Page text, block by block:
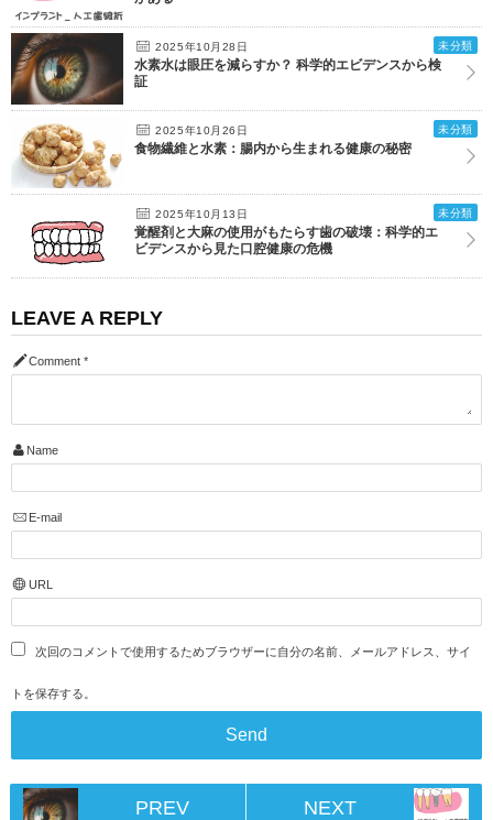
2025年10月28日 未分類
水素水は眼圧を減らすか？ 科学的エビデンスから検
証
2025年10月26日 未分類
食物繊維と水素：腸内から生まれる健康の秘密
2025年10月13日 未分類
覚醒剤と大麻の使用がもたらす歯の破壊：科学的エ
ビデンスから見た口腔健康の危機
LEAVE A REPLY
Comment *
Name
E-mail
URL
次回のコメントで使用するためブラウザーに自分の名前、メールアドレス、サイ
トを保存する。
PREV NEXT